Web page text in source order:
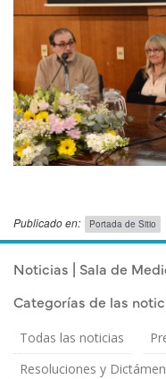
Noticias | Sala de
Categorías de las
Todas las noticias
Resoluciones y
Publicado en: Portada de Sitio
Publicado el Viernes 26